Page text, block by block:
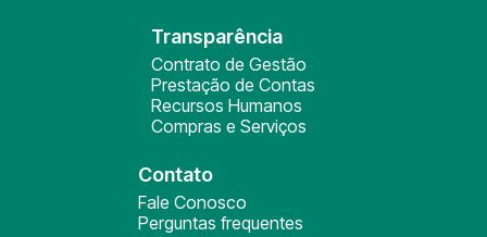
Transparência
Contrato de Gestão
Prestação de Contas
Recursos Humanos
Compras e Serviços
Contato
Fale Conosco
Perguntas frequentes